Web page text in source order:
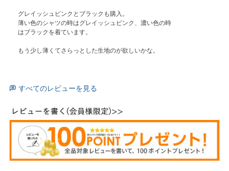
グレイッシュピンクとブラックも購入。
薄い色のシャツの時はグレイッシュピンク、濃い色の時
はブラックを着ています。
もう少し薄くてさらっとした生地のが欲しいかな。
すべてのレビューを見る